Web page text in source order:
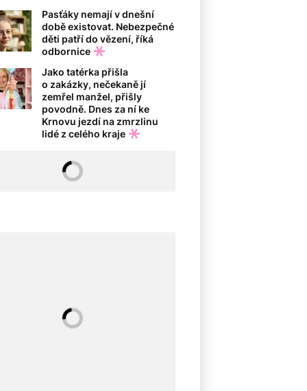
Pasťáky nemají v dnešní
době existovat. Nebezpečné
děti patří do vězení, říká
odbornice
Jako tatérka přišla
o zakázky, nečekaně jí
zemřel manžel, přišly
povodně. Dnes za ní ke
Krnovu jezdí na zmrzlinu
lidé z celého kraje